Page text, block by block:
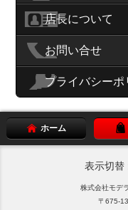
店長について
お問い合せ
プライバシーポ
ホーム
表示切替
株式会社モデ
〒675-